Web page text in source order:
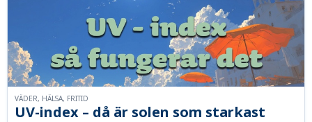
UV-index – då är solen som starkast
VÄDER, HÄLSA, FRITID